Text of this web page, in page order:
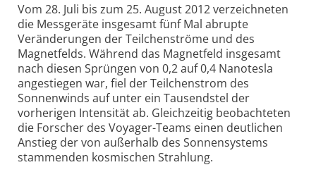
Vom 28. Juli bis zum 25. August 2012 verzeichneten
die Messgeräte insgesamt fünf Mal abrupte
Veränderungen der Teilchenströme und des
Magnetfelds. Während das Magnetfeld insgesamt
nach diesen Sprüngen von 0,2 auf 0,4 Nanotesla
angestiegen war, fiel der Teilchenstrom des
Sonnenwinds auf unter ein Tausendstel der
vorherigen Intensität ab. Gleichzeitig beobachteten
die Forscher des Voyager-Teams einen deutlichen
Anstieg der von außerhalb des Sonnensystems
stammenden kosmischen Strahlung.